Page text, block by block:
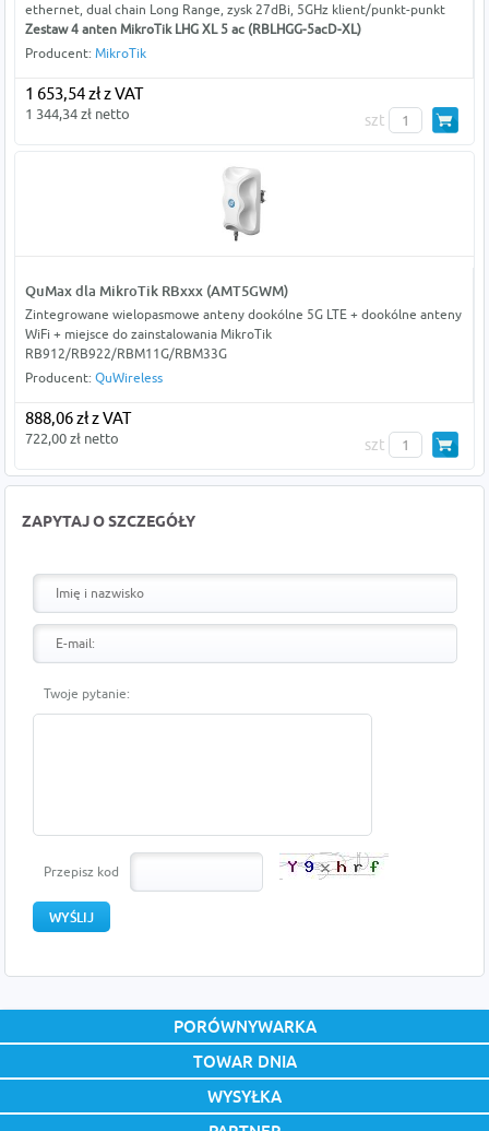
ethernet, dual chain Long Range, zysk 27dBi, 5GHz klient/punkt-punkt
Zestaw 4 anten MikroTik LHG XL 5 ac (RBLHGG-5acD-XL)
Producent: MikroTik
1 653,54 zł z VAT
1 344,34 zł netto szt
QuMax dla MikroTik RBxxx (AMT5GWM)
Zintegrowane wielopasmowe anteny dookólne 5G LTE + dookólne anteny
WiFi + miejsce do zainstalowania MikroTik
RB912/RB922/RBM11G/RBM33G
Producent: QuWireless
888,06 zł z VAT
722,00 zł netto szt
ZAPYTAJ O SZCZEGÓŁY
Twoje pytanie:
Przepisz kod
PORÓWNYWARKA
TOWAR DNIA
WYSYŁKA